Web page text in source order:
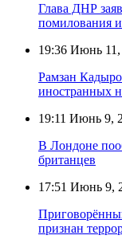
Глава ДНР
помилования
19:36 Июнь 11,
Рамзан
иностранных
19:11 Июнь 9,
В Лондоне
британцев
17:51 Июнь 9,
признан